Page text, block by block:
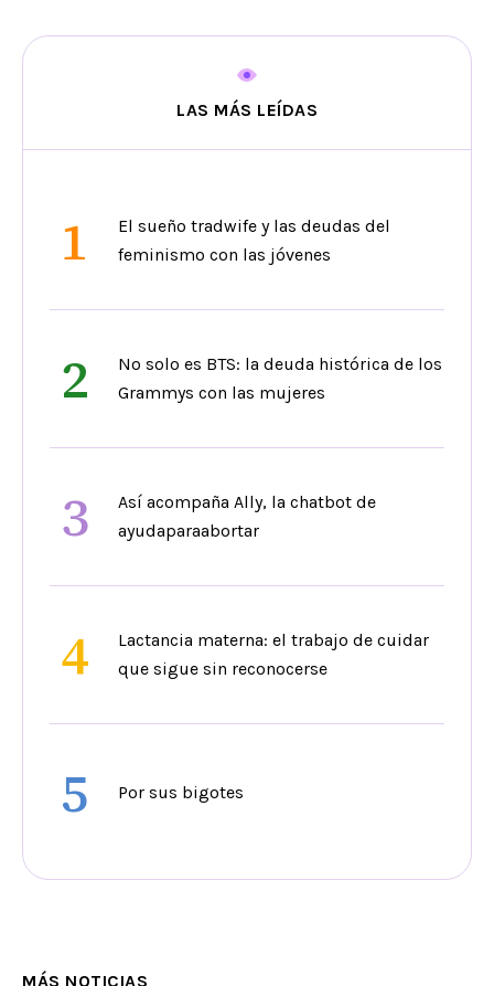
LAS MÁS LEÍDAS
1
El sueño tradwife y las deudas del
feminismo con las jóvenes
2
No solo es BTS: la deuda histórica de los
Grammys con las mujeres
3
Así acompaña Ally, la chatbot de
ayudaparaabortar
4
Lactancia materna: el trabajo de cuidar
que sigue sin reconocerse
5 Por sus bigotes
MÁS NOTICIAS